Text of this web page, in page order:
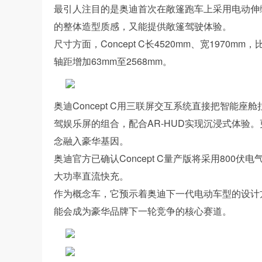
最引人注目的是奥迪首次在敞篷跑车上采用电动
的整体造型质感，又能提供敞篷驾驶体验。
尺寸方面，Concept C长4520mm、宽1970mm
轴距增加63mm至2568mm。
奥迪Concept C用三联屏交互系统直接把智能座
驾娱乐屏的组合，配合AR-HUD实现沉浸式体验
念融入豪华基因。
奥迪官方已确认Concept C量产版将采用800伏电
大功率直流快充。
作为概念车，它预示着奥迪下一代电动车型的设
能会成为豪华品牌下一轮竞争的核心赛道。